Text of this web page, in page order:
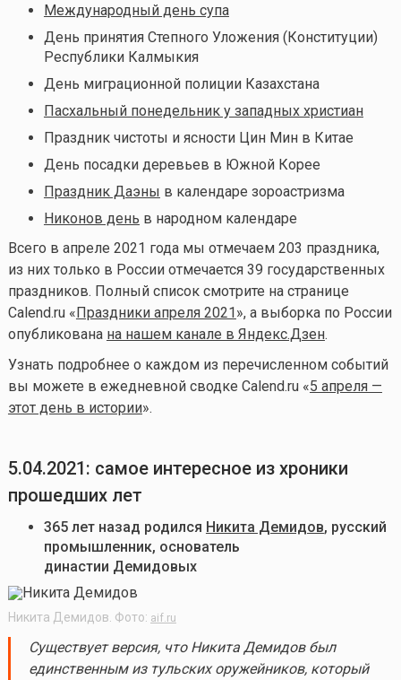
Международный день супа
День принятия Степного Уложения (Конституции)
Республики Калмыкия
День миграционной полиции Казахстана
Пасхальный понедельник у западных христиан
Праздник чистоты и ясности Цин Мин в Китае
День посадки деревьев в Южной Корее
Праздник Даэны в календаре зороастризма
Никонов день в народном календаре
Всего в апреле 2021 года мы отмечаем 203 праздника,
из них только в России отмечается 39 государственных
праздников. Полный список смотрите на странице
Calend.ru «Праздники апреля 2021», а выборка по России
опубликована на нашем канале в Яндекс.Дзен.
Узнать подробнее о каждом из перечисленном событий
вы можете в ежедневной сводке Calend.ru «5 апреля —
этот день в истории».
5.04.2021: самое интересное из хроники
прошедших лет
365 лет назад родился Никита Демидов, русский
промышленник, основатель
династии Демидовых
Никита Демидов. Фото: aif.ru
Существует версия, что Никита Демидов был
единственным из тульских оружейников, который